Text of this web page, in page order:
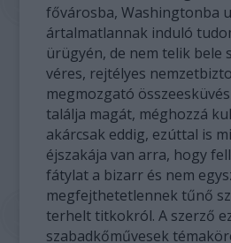
fővárosba, Washingtonba
ártalmatlannak induló
ürügyén, de nem telik bele
véres, rejtélyes
megmozgató
találja magát, méghozzá
akárcsak eddig, ezúttal is
éjszakája van arra, hogy
fátylat a bizarr és nem
megfejthetetlennek tűnő
terhelt titkokról. A szerző
szabadkőművesek